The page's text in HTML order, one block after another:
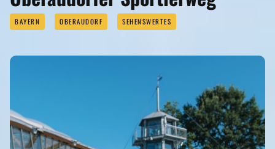
BAYERN OBERAUDORF SEHENSWERTES